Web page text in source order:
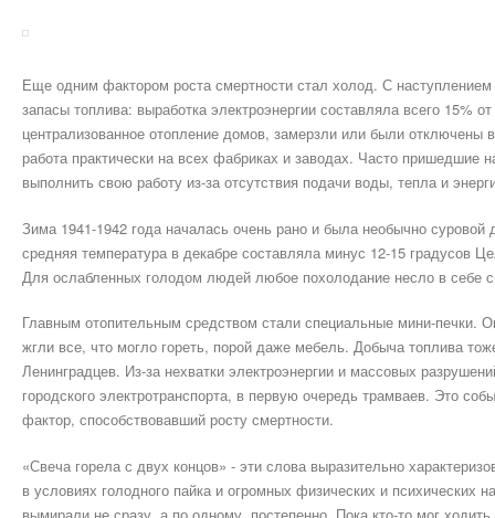
Еще одним фактором роста смертности стал холод. С наступлением
запасы топлива: выработка электроэнергии составляла всего 15%
централизованное отопление домов, замерзли или были отключены
работа практически на всех фабриках и заводах. Часто пришедшие
выполнить свою работу из-за отсутствия подачи воды, тепла и
Зима 1941-1942 года началась очень рано и была необычно
средняя температура в декабре составляла минус 12-15 градусов
Для ослабленных голодом людей любое похолодание несло в себе
Главным отопительным средством стали специальные мини-печки.
жгли все, что могло гореть, порой даже мебель. Добыча топлива
Ленинградцев. Из-за нехватки электроэнергии и массовых
городского электротранспорта, в первую очередь трамваев. Это
фактор, способствовавший росту смертности.
«Свеча горела с двух концов» - эти слова выразительно
в условиях голодного пайка и огромных физических и психических
вымирали не сразу, а по одному, постепенно. Пока кто-то мог